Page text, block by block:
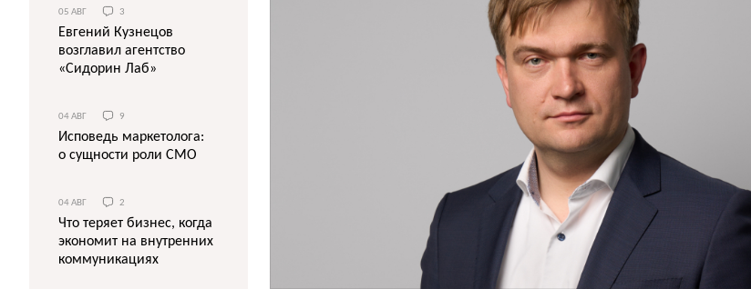
05 АВГ 3
Евгений Кузнецов
возглавил агентство
«Сидорин Лаб»
04 АВГ 9
Исповедь маркетолога:
о сущности роли СМО
04 АВГ 2
Что теряет бизнес, когда
экономит на внутренних
коммуникациях